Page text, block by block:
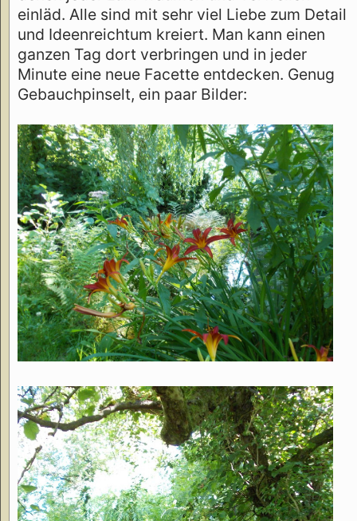
einläd. Alle sind mit sehr viel Liebe zum Detail
und Ideenreichtum kreiert. Man kann einen
ganzen Tag dort verbringen und in jeder
Minute eine neue Facette entdecken. Genug
Gebauchpinselt, ein paar Bilder: